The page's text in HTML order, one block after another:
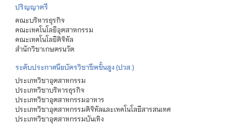
ปริญญาตรี
คณะบริหารธุรกิจ
คณะเทคโนโลยีอุตสาหกรรม
คณะเทคโนโลยีดิจิทัล
สำนักวิชาเกษตรนวัต
ระดับประกาศนียบัตรวิชาชีพชั้นสูง (ปวส.)
ประเภทวิชาอุตสาหกรรม
ประเภทวิชาบริหารธุรกิจ
ประเภทวิชาอุตสาหกรรมอาหาร
ประเภทวิชาอุตสาหกรรมดิจิทัลและเทคโนโลยีสารสนเทศ
ประเภทวิชาอุตสาหกรรมบันเทิง